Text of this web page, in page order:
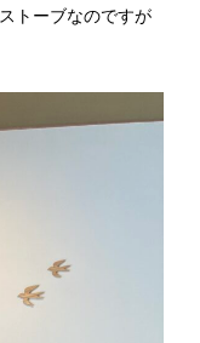
トーブなのですが